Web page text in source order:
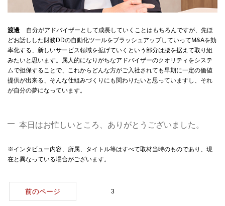
渡邊
自分がアドバイザーとして成長していくことはもちろんですが、先ほ
どお話しした財務DDの自動化ツールをブラッシュアップしていってM&Aを効
率化する、新しいサービス領域を拡げていくという部分は腰を据えて取り組
みたいと思います。属人的になりがちなアドバイザーのクオリティをシステ
ムで担保することで、これからどんな方がご入社されても早期に一定の価値
提供が出来る、そんな仕組みづくりにも関わりたいと思っていますし、それ
が自分の夢になっています。
本日はお忙しいところ、ありがとうございました。
※インタビュー内容、所属、タイトル等はすべて取材当時のものであり、現
在と異なっている場合がございます。
前のページ 3